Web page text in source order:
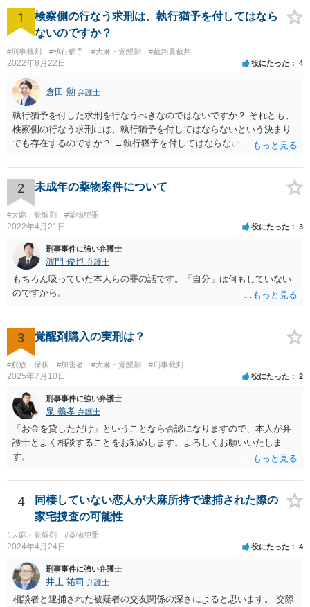
覚せい剤が製品に隠匿されているとは知らなかったと述べており、Aさんの話
は具体的で真に迫るものがありました。 当事務所の弁護士もAさんの無実を
信じて、一貫した無罪主張を続けました。 Aさんは起訴され、検察官は、Aさ
んには覚せい剤所持の認識があったと主張しましたが、当事務所の弁護士
は、当時Aさんは生じた疑問を払拭すべく行動しており、覚せい剤の隠匿を知
かった覚せい剤の存在をAさんは認識していたはずだというのは無理があるこ
と、Aさんは覚せい剤保管の対価と呼べるような金員をXらから受け取ってい
ないこと、などを主張しました。 公判では多数の書証や長時間にわたる被告
人質問を経ましたが、裁判所は、Aさんに覚せい剤所持の認識があったと認め
るには疑いが残るとして、無罪判決を言い渡しました。 ■解決のポイント 本
件の最大の争点は、Aさん自身に覚せい剤所持の認識があったか否かでした。
が、当事務所の弁護士は、それらの間接事実をもってしてもAさんが覚せい剤
の存在を認識していたという結論は導かれない旨を説得的に主張するととも
に、反対に、Aさんが覚せい剤の存在を知らなかったことをうかがわせる事実
を挙げていきました。 その結果、無罪判決を勝ち取ることができ、無実のA
さんを冤罪から守ることができました。
1
検察側の行なう求刑は、執行猶予を付してはなら
ないのですか？
#刑事裁判 #執行猶予 #大麻・覚醒剤 #裁判員裁判
2022年8月22日 役にたった 4
倉田 勲 弁護士
執行猶予を付した求刑を行なうべきなのではないですか？ それとも、
検察側の行なう求刑には、執行猶予を付してはならないという決まり
でも存在するのですか？ →執行猶予を付してはならないという決まり
検察サイドに裁量があります。検察側に裁量がある求刑内容について
どうすべきかをこの場で尋ねられても、弁護人サイドとしてはお答え
しようがありません。
2 未成年の薬物案件について
#大麻・覚醒剤 #薬物犯罪
2022年4月21日 役にたった 3
刑事事件に強い弁護士
濵門 俊也 弁護士
もちろん吸っていた本人らの罪の話です。「自分」は何もしていない
のですから。
3 覚醒剤購入の実刑は？
#釈放・保釈 #加害者 #大麻・覚醒剤 #刑事裁判
2025年7月10日 役にたった 2
刑事事件に強い弁護士
泉 義孝 弁護士
「お金を貸しただけ」ということなら否認になりますので、本人が弁
護士とよく相談することをお勧めします。よろしくお願いいたしま
す。
4
同棲していない恋人が大麻所持で逮捕された際の
家宅捜査の可能性
#大麻・覚醒剤 #薬物犯罪
2024年4月24日 役にたった 4
刑事事件に強い弁護士
井上 祐司 弁護士
相談者と逮捕された被疑者の交友関係の深さによると思います。 交際